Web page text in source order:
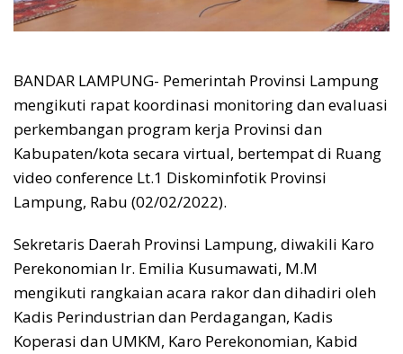
BANDAR LAMPUNG- Pemerintah Provinsi Lampung
mengikuti rapat koordinasi monitoring dan evaluasi
perkembangan program kerja Provinsi dan
Kabupaten/kota secara virtual, bertempat di Ruang
video conference Lt.1 Diskominfotik Provinsi
Lampung, Rabu (02/02/2022).
Sekretaris Daerah Provinsi Lampung, diwakili Karo
Perekonomian Ir. Emilia Kusumawati, M.M
mengikuti rangkaian acara rakor dan dihadiri oleh
Kadis Perindustrian dan Perdagangan, Kadis
Koperasi dan UMKM, Karo Perekonomian, Kabid